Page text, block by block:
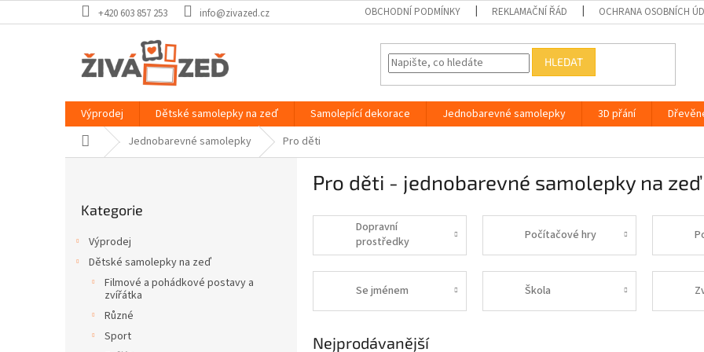
na
+420 603 857 253 info@zivazed.cz OBCHODNÍ PODMÍNKY REKLAMAČNÍ ŘÁD OCHRANA OSOBNÍCH
HLEDAT
Výprodej Dětské samolepky na zeď Samolepící dekorace Jednobarevné samolepky 3D přání
Domů Jednobarevné samolepky Pro děti
kategorie
Kategorie
Výprodej
Dětské samolepky na zeď
Filmové a pohádkové postavy a
zvířátka
Různé
Sport
Pro děti - jednobarevné samolepky na zeď
Dopravní
prostředky
Počítačové hry
Se jménem Škola
Nejprodávanější